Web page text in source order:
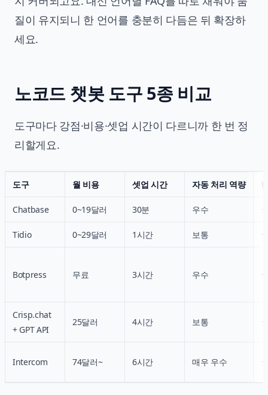
질이 유지되니 한 언어를 충분히 다듬은 뒤 확장하
세요.
노코드 챗봇 도구 5종 비교
도구마다 강점·비용·셋업 시간이 다르니까 한 번 정
리할게요.
도구 월 비용 셋업 시간 자동 처리 역량
Chatbase 0~19달러 30분 우수
Tidio 0~29달러 1시간 보통
Botpress 무료 3시간 우수
Crisp.chat
+ GPT API
25달러 4시간 보통
Intercom 74달러~ 6시간 매우 우수